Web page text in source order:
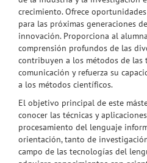
crecimiento. Ofrece
para las próximas generaciones
innovación. Proporciona al
comprensión profundos de las
contribuyen a los métodos de las
comunicación y refuerza su
a los métodos científicos.
El objetivo principal de este
conocer las técnicas y
procesamiento del lenguaje
orientación, tanto de
campo de las tecnologías del